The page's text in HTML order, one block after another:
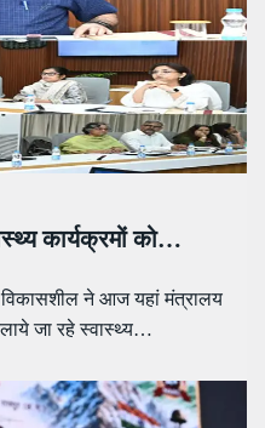
कार्यक्रमों को…
ने आज यहां मंत्रालय
जा रहे स्वास्थ्य…